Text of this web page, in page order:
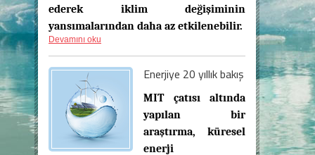
ederek iklim değişiminin
yansımalarından daha az etkilenebilir.
Devamını oku
Enerjiye 20 yıllık bakış
MIT
çatısı altında
yapılan bir
araştırma, küresel
enerji